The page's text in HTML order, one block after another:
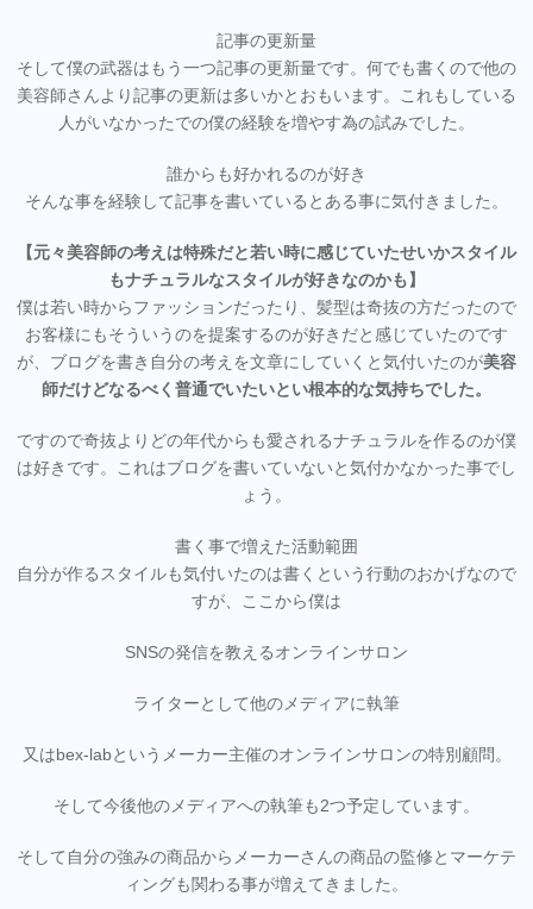
記事の更新量
そして僕の武器はもう一つ記事の更新量です。何でも書くので他の
美容師さんより記事の更新は多いかとおもいます。これもしている
人がいなかったでの僕の経験を増やす為の試みでした。
誰からも好かれるのが好き
そんな事を経験して記事を書いているとある事に気付きました。
【元々美容師の考えは特殊だと若い時に感じていたせいかスタイル
もナチュラルなスタイルが好きなのかも】
僕は若い時からファッションだったり、髪型は奇抜の方だったので
お客様にもそういうのを提案するのが好きだと感じていたのです
が、ブログを書き自分の考えを文章にしていくと気付いたのが美容
師だけどなるべく普通でいたいとい根本的な気持ちでした。
ですので奇抜よりどの年代からも愛されるナチュラルを作るのが僕
は好きです。これはブログを書いていないと気付かなかった事でし
ょう。
書く事で増えた活動範囲
自分が作るスタイルも気付いたのは書くという行動のおかげなので
すが、ここから僕は
SNSの発信を教えるオンラインサロン
ライターとして他のメディアに執筆
又はbex-labというメーカー主催のオンラインサロンの特別顧問。
そして今後他のメディアへの執筆も2つ予定しています。
そして自分の強みの商品からメーカーさんの商品の監修とマーケテ
ィングも関わる事が増えてきました。